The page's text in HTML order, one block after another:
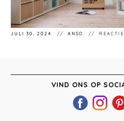
JULI 30, 2024 ANSO
VIND ONS OP